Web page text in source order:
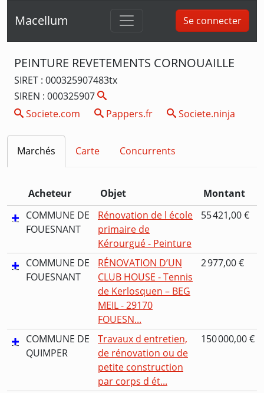
Macellum Se connecter
PEINTURE REVETEMENTS CORNOUAILLE
SIRET : 000325907483tx
SIREN : 000325907
Societe.com
Pappers.fr Societe.ninja
Marchés Carte Concurrents
Acheteur Objet
Montant
COMMUNE DE
FOUESNANT
Rénovation de l école
primaire de
Kérourgué - Peinture
55 421,00 €
COMMUNE DE
FOUESNANT
RÉNOVATION D’UN
CLUB HOUSE - Tennis
de Kerlosquen – BEG
MEIL - 29170
FOUESN...
2 977,00 €
COMMUNE DE
QUIMPER
Travaux d entretien,
de rénovation ou de
petite construction
par corps d ét...
150 000,00 €